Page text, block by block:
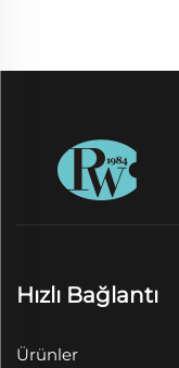
Hızlı Bağlantı
Ürünler